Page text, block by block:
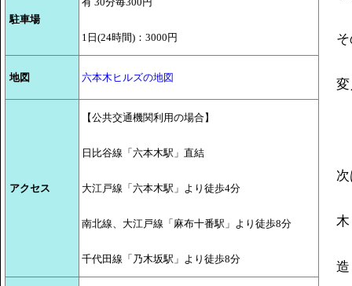
駐車場
1日(24時間)：3000円
地図 六本木ヒルズの地図
アクセス
【公共交通機関利用の場合】
日比谷線「六本木駅」直結
大江戸線「六本木駅」より徒歩4分
南北線、大江戸線「麻布十番駅」より徒歩8分
千代田線「乃木坂駅」より徒歩8分